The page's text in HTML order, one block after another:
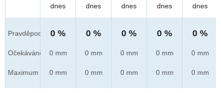
Pravděpod.
Očekáváno
Maximum
dnes
0 %
0 mm
0 mm
dnes
0 %
0 mm
0 mm
dnes
0 %
0 mm
0 mm
dnes
0 %
0 mm
0 mm
dnes
0 %
0 mm
0 mm